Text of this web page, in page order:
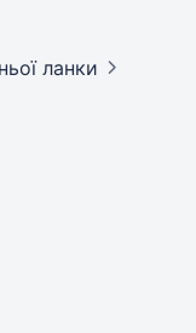
ланки